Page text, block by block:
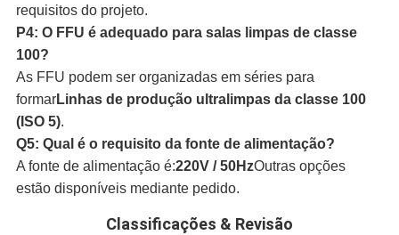
requisitos do projeto.
P4: O FFU é adequado para salas limpas de classe
100?
As FFU podem ser organizadas em séries para
formarLinhas de produção ultralimpas da classe 100
(ISO 5).
Q5: Qual é o requisito da fonte de alimentação?
A fonte de alimentação é:220V / 50HzOutras opções
estão disponíveis mediante pedido.
Classificações & Revisão